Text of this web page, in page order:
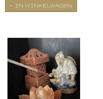
IN WINKELWAGEN